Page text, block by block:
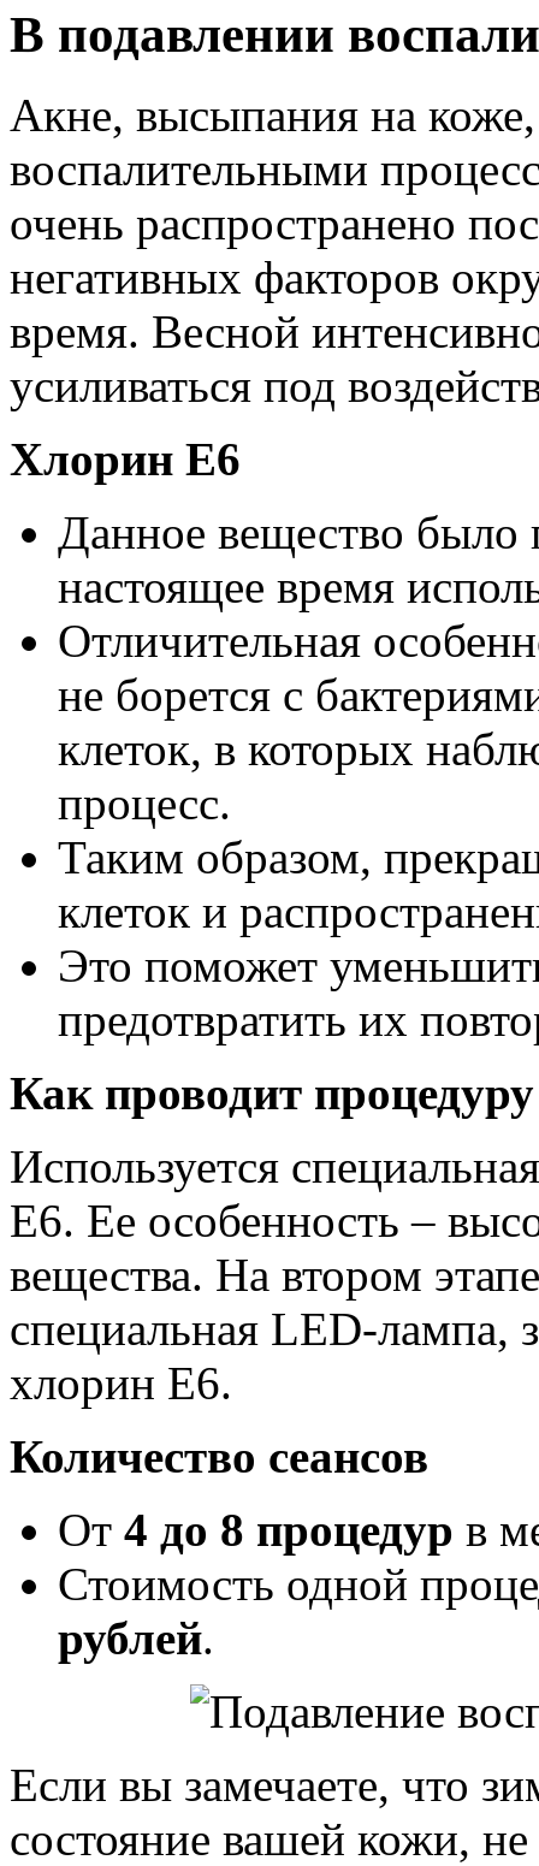
В подавлении
Акне, высыпания на
воспалительными
очень распространено
негативных факторов
время. Весной
усиливаться под
Хлорин Е6
Данное вещество было
настоящее время
Отличительная
не борется с
клеток, в которых
процесс.
Таким образом,
клеток и
Это поможет
предотвратить их
Как проводит
Используется
Е6. Ее особенность –
вещества. На втором
специальная LED-лампа,
хлорин Е6.
Количество сеансов
От 4 до 8 процедур в
Стоимость одной
рублей.
Если вы замечаете, что
состояние вашей кожи,